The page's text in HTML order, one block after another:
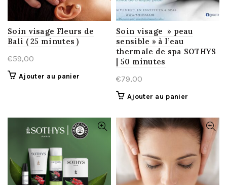
choisies
sur
la
du
Soin visage Fleurs de
Bali ( 25 minutes )
€59,00
Ajouter au panier
Soin visage » peau
sensible » à l’eau
thermale de spa SOTHYS
| 50 minutes
€79,00
Ajouter au panier